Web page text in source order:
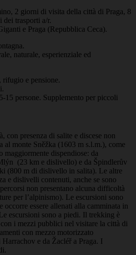
2 giorni di visita della città di Praga, 8
trasporti a/r.
e Praga (Repubblica Ceca).
naturale, esperienziale ed
rifugio e pensione.
15 persone. Supplemento per piccoli
con presenza di salite e discese non
al monte Sněžka (1603 m s.l.m.), come
maggiormente dispendiose: da
(23 km e dislivello) e da Špindlerův
(800 m di dislivello in salita). Le altre
e dislivelli contenuti, anche se sono
non presentano alcuna difficoltà
per l’alpinismo). Le escursioni sono
occorre essere allenati alla camminata in
escursioni sono a piedi. Il trekking è
i mezzi pubblici nel visitare la città di
con mezzo motorizzato
Harrachov e da Žacléř a Praga. I